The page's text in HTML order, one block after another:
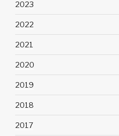
2023
2022
2021
2020
2019
2018
2017